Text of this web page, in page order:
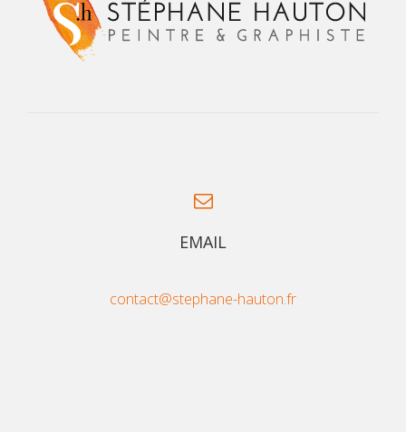
EMAIL
contact@stephane-hauton.fr